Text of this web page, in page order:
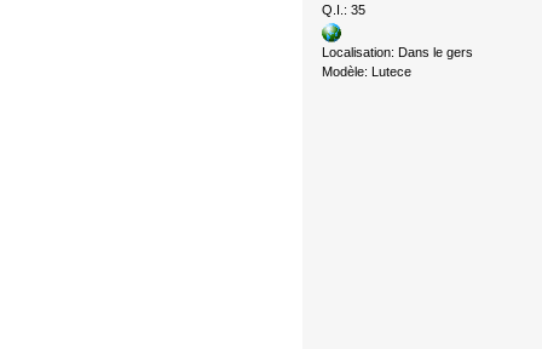
Q.I.: 35
Localisation: Dans le gers
Modèle: Lutece